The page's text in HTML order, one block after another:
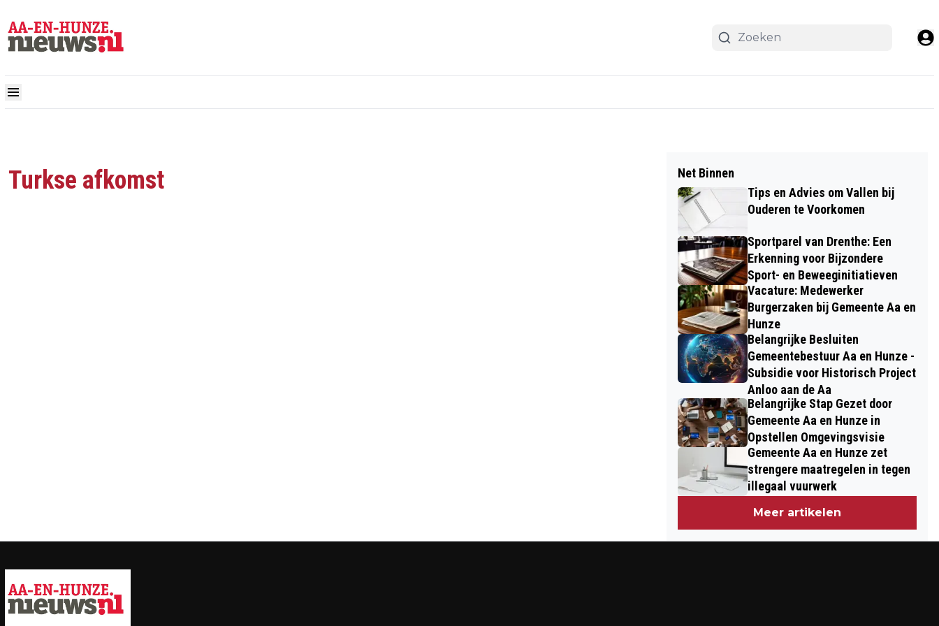
Turkse afkomst
Net Binnen
Tips en Advies om Vallen bij
Ouderen te Voorkomen
Sportparel van Drenthe: Een
Erkenning voor Bijzondere
Sport- en Beweeginitiatieven
Vacature: Medewerker
Burgerzaken bij Gemeente Aa en
Hunze
Belangrijke Besluiten
Gemeentebestuur Aa en Hunze -
Subsidie voor Historisch Project
Anloo aan de Aa
Belangrijke Stap Gezet door
Gemeente Aa en Hunze in
Opstellen Omgevingsvisie
Gemeente Aa en Hunze zet
strengere maatregelen in tegen
illegaal vuurwerk
Meer artikelen